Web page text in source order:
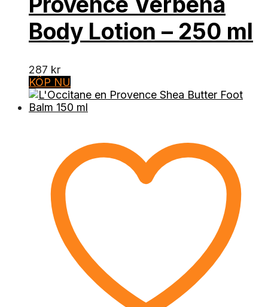
Body Lotion – 250 ml
287 kr
KÖP NU